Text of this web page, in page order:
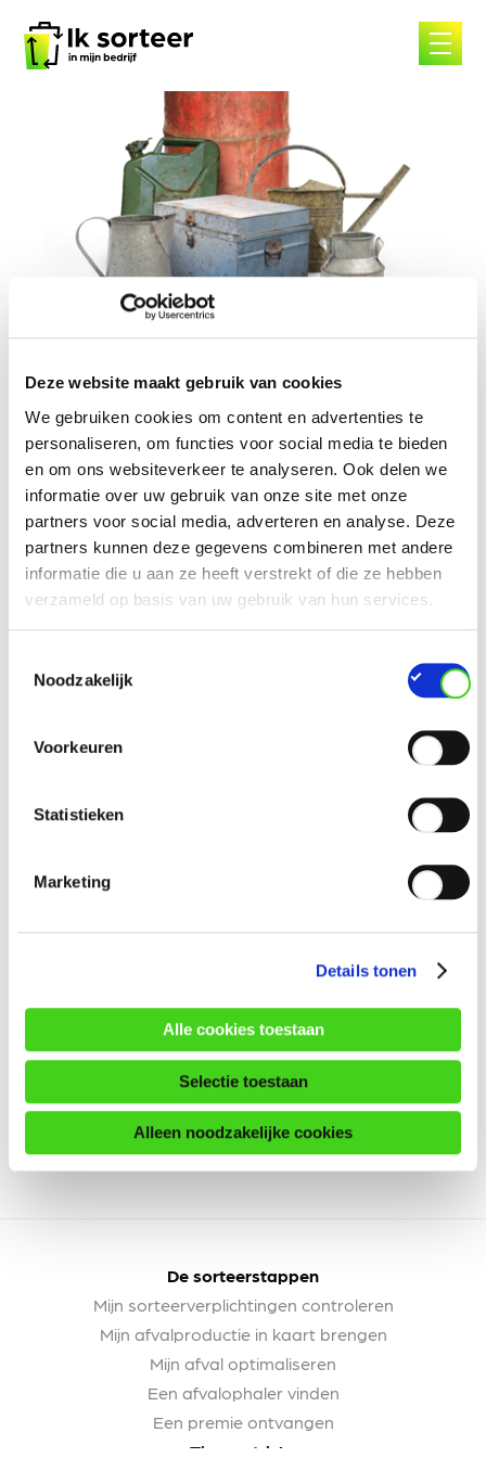
Deze website maakt gebruik van cookies
We gebruiken cookies om content en advertenties te
personaliseren, om functies voor social media te bieden
en om ons websiteverkeer te analyseren. Ook delen we
informatie over uw gebruik van onze site met onze
partners voor social media, adverteren en analyse. Deze
partners kunnen deze gegevens combineren met andere
informatie die u aan ze heeft verstrekt of die ze hebben
verzameld op basis van uw gebruik van hun services.
Noodzakelijk
Voorkeuren
Statistieken
Marketing
Details tonen
Alle cookies toestaan
Selectie toestaan
Alleen noodzakelijke cookies
content
Ferrometalen
De sorteerstappen
Mijn sorteerverplichtingen controleren
Mijn afvalproductie in kaart brengen
Mijn afval optimaliseren
Een afvalophaler vinden
Een premie ontvangen
Tips en tricks